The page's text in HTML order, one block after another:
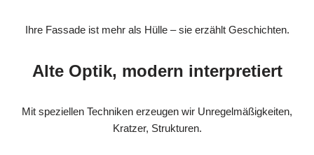
Ihre Fassade ist mehr als Hülle – sie erzählt Geschichten.
Alte Optik, modern interpretiert
Mit speziellen Techniken erzeugen wir Unregelmäßigkeiten,
Kratzer, Strukturen.